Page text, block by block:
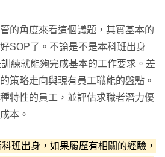
的角度來看這個議題，其實基本的
SOP了。不論是不是本科班出身
練就能夠完成基本的工作要求。差
策略走向與現有員工職能的盤點。
特性的員工，並評估求職者潛力優
本。
班出身，如果履歷有相關的經驗，